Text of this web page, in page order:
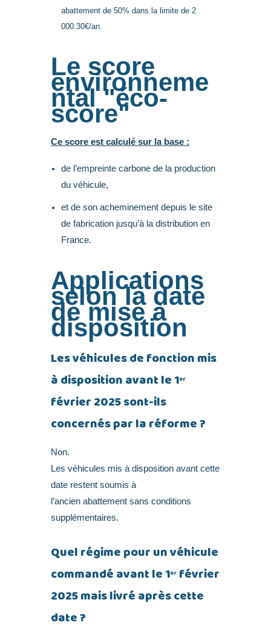
abattement de 50% dans la limite de 2
000.30€/an.
Le score
environneme
ntal "éco-
score"
Ce score est calculé sur la base :
de l’empreinte carbone de la production
du véhicule,
et de son acheminement depuis le site
de fabrication jusqu’à la distribution en
France.
Applications
selon la date
de mise à
disposition
Les véhicules de fonction mis
à disposition avant le 1er
février 2025 sont-ils
concernés par la réforme ?
Non.
Les véhicules mis à disposition avant cette
date restent soumis à
l’ancien abattement sans conditions
supplémentaires.
Quel régime pour un véhicule
commandé avant le 1er février
2025 mais livré après cette
date ?